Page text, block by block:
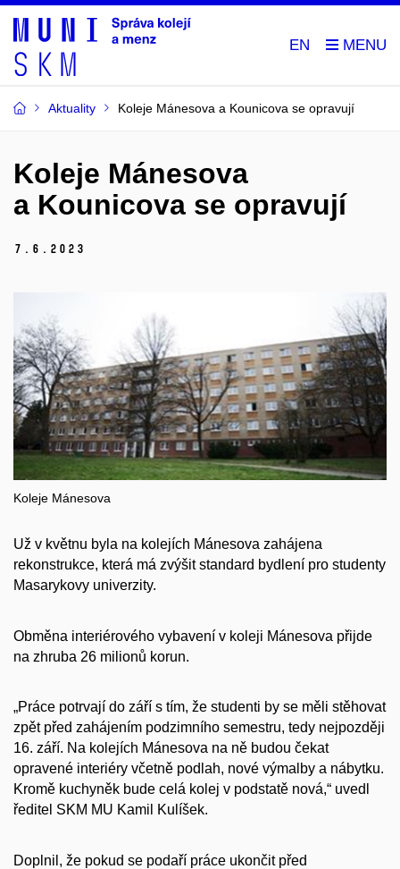
EN
Aktuality Koleje Mánesova a Kounicova se opravují
Koleje Mánesova
a Kounicova se opravují
7. 6. 2023
Koleje Mánesova
Už v květnu byla na kolejích Mánesova zahájena
rekonstrukce, která má zvýšit standard bydlení pro studenty
Masarykovy univerzity.
Obměna interiérového vybavení v koleji Mánesova přijde
na zhruba 26 milionů korun.
„Práce potrvají do září s tím, že studenti by se měli stěhovat
zpět před zahájením podzimního semestru, tedy nejpozději
16. září. Na kolejích Mánesova na ně budou čekat
opravené interiéry včetně podlah, nové výmalby a nábytku.
Kromě kuchyněk bude celá kolej v podstatě nová,“ uvedl
ředitel SKM MU Kamil Kulíšek.
Doplnil, že pokud se podaří práce ukončit před